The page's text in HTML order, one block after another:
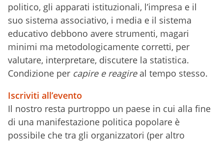
politico, gli apparati istituzionali, l’impresa e il
suo sistema associativo, i media e il sistema
educativo debbono avere strumenti, magari
minimi ma metodologicamente corretti, per
valutare, interpretare, discutere la statistica.
Condizione per capire e reagireal tempo stesso.
Iscriviti all’evento
Il nostro resta purtroppo un paese in cui alla fine
di una manifestazione politica popolare è
possibile che tra gli organizzatori (per altro